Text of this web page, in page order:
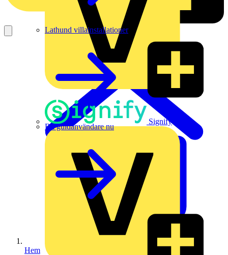
Signify
Lathund villainstallationer
Bli guldanvändare nu
Hem